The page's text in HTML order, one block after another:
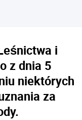
i
z dnia 5
niektórych
za